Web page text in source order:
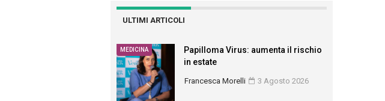
ULTIMI ARTICOLI
MEDICINA
Papilloma Virus: aumenta il rischio
in estate
Francesca Morelli 3 Agosto 2026